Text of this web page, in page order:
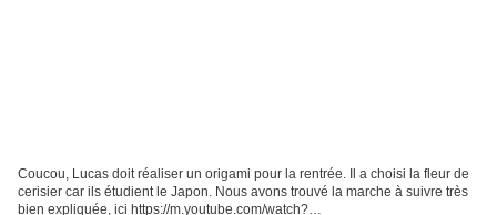
Coucou, Lucas doit réaliser un origami pour la rentrée. Il a choisi la fleur de
cerisier car ils étudient le Japon. Nous avons trouvé la marche à suivre très
bien expliquée, ici https://m.youtube.com/watch?